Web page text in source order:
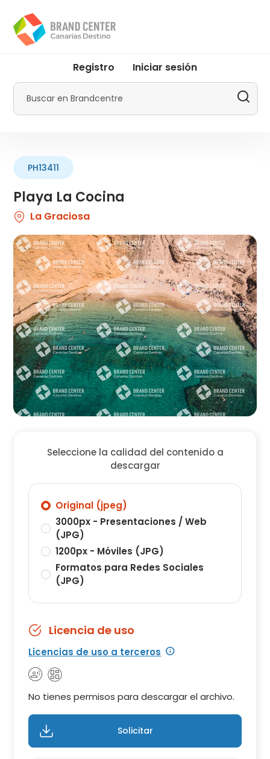
contenido
principal
menu
Promotur
Registro Iniciar sesión
Buscar
Playa La Cocina
PH13411
La Graciosa
Seleccione la calidad del contenido a
descargar
Original (jpeg)
3000px - Presentaciones / Web
(JPG)
1200px - Móviles (JPG)
Formatos para Redes Sociales
(JPG)
Licencia de uso
Licencias de uso a terceros
No tienes permisos para descargar el archivo.
Solicitar